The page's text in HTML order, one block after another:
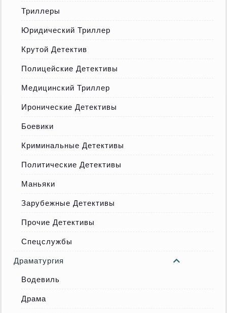
Триллеры
Юридический Триллер
Крутой Детектив
Полицейские Детективы
Медицинский Триллер
Иронические Детективы
Боевики
Криминальные Детективы
Политические Детективы
Маньяки
Зарубежные Детективы
Прочие Детективы
Спецслужбы
Драматургия
Водевиль
Драма